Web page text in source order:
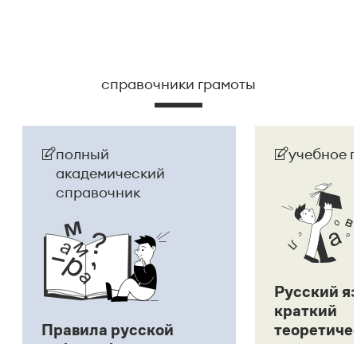
справочники грамоты
полный
академический
справочник
Правила русской
учебное
Русский
краткий